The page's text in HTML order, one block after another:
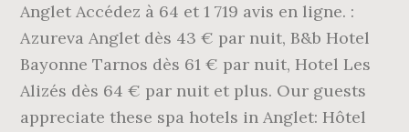
Anglet Accédez à 64 et 1 719 avis en ligne. :
Azureva Anglet dès 43 € par nuit, B&b Hotel
Bayonne Tarnos dès 61 € par nuit, Hotel Les
Alizés dès 64 € par nuit et plus. Our guests
appreciate these spa hotels in Anglet: Hôtel